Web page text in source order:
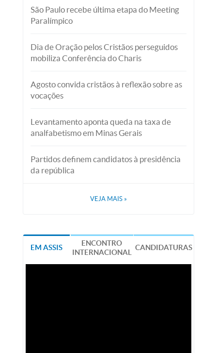
São Paulo recebe última etapa do Meeting
Paralímpico
Dia de Oração pelos Cristãos perseguidos
mobiliza Conferência do Charis
Agosto convida cristãos à reflexão sobre as
vocações
Levantamento aponta queda na taxa de
analfabetismo em Minas Gerais
Partidos definem candidatos à presidência
da república
VEJA MAIS »
EM ASSIS
ENCONTRO
INTERNACIONAL
CANDIDATURAS